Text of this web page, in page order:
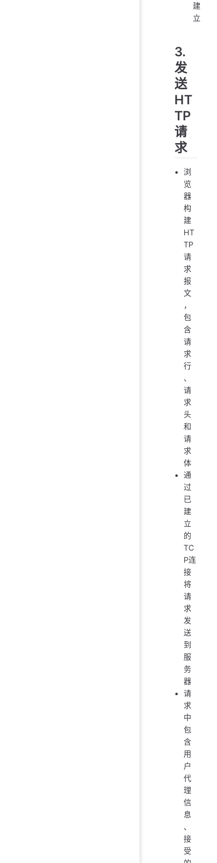
建
立
3.
发
送
HT
TP
请
求
浏
览
器
构
建
HT
TP
请
求
报
文
，
包
含
请
求
行
、
请
求
头
和
请
求
体
通
过
已
建
立
的
TC
P连
接
将
请
求
发
送
到
服
务
器
请
求
中
包
含
用
户
代
理
信
息
、
接
受